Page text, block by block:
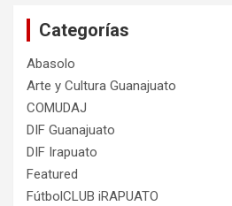
Categorías
Abasolo
Arte y Cultura Guanajuato
COMUDAJ
DIF Guanajuato
DIF Irapuato
Featured
FútbolCLUB iRAPUATO